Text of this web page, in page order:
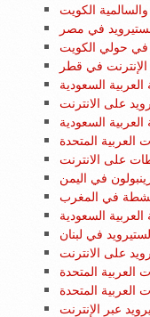
الكويت
في مصر
في حولي الكويت
الإنترنت في قطر
السعودية
على الانترنت
السعودية
المتحدة
على الانترنت
في اليمن
في المغرب
السعودية
في لبنان
على الانترنت
العربية المتحدة
المتحدة
عبر الإنترنت